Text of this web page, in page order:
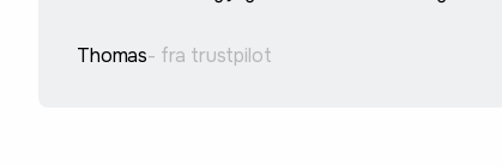
Thomas- fra trustpilot